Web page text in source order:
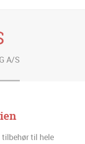
A/S
tilbehør til hele